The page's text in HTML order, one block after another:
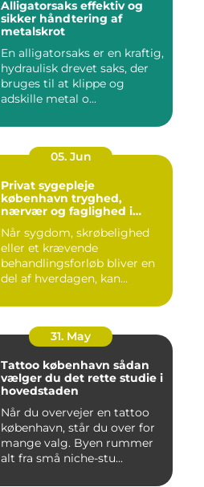
Alligatorsaks effektiv og
sikker håndtering af
metalskrot
En alligatorsaks er en kraftig,
hydraulisk drevet saks, der
bruges til at klippe og
adskille metal o...
05. Jun
Privat sygepleje
københavn tryghed,
nærvær og faglighed i
Når sygdom, skrøbelighed
eller et krævende
behandlingsforløb bliver en
del af hverdagen, kan
31. May
Tattoo københavn sådan
vælger du det rette studie i
hovedstaden
Når du overvejer en tattoo
københavn, står du over for
mange valg. Byen rummer
alt fra små niche-stu...